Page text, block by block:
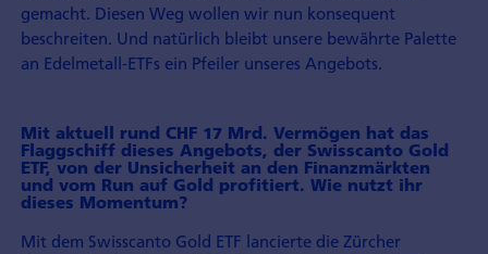
gemacht. Diesen Weg wollen wir nun konsequent
beschreiten. Und natürlich bleibt unsere bewährte Palette
an Edelmetall-ETFs ein Pfeiler unseres Angebots.
Mit aktuell rund CHF 17 Mrd. Vermögen hat das
Flaggschiff dieses Angebots, der Swisscanto Gold
ETF, von der Unsicherheit an den Finanzmärkten
und vom Run auf Gold profitiert. Wie nutzt ihr
dieses Momentum?
Mit dem Swisscanto Gold ETF lancierte die Zürcher